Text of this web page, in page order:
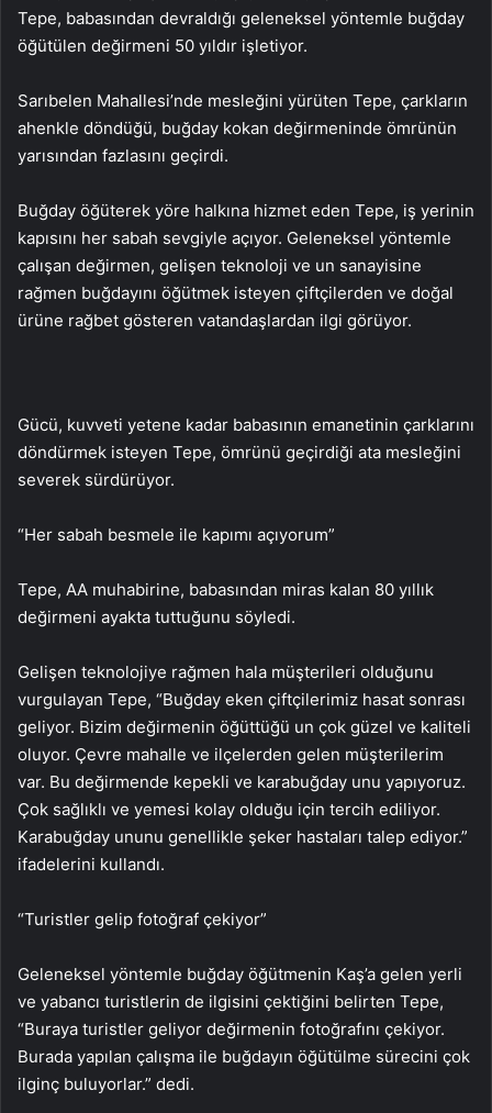
Tepe, babasından devraldığı geleneksel yöntemle buğday
öğütülen değirmeni 50 yıldır işletiyor.
Sarıbelen Mahallesi’nde mesleğini yürüten Tepe, çarkların
ahenkle döndüğü, buğday kokan değirmeninde ömrünün
yarısından fazlasını geçirdi.
Buğday öğüterek yöre halkına hizmet eden Tepe, iş yerinin
kapısını her sabah sevgiyle açıyor. Geleneksel yöntemle
çalışan değirmen, gelişen teknoloji ve un sanayisine
rağmen buğdayını öğütmek isteyen çiftçilerden ve doğal
ürüne rağbet gösteren vatandaşlardan ilgi görüyor.
Gücü, kuvveti yetene kadar babasının emanetinin çarklarını
döndürmek isteyen Tepe, ömrünü geçirdiği ata mesleğini
severek sürdürüyor.
“Her sabah besmele ile kapımı açıyorum”
Tepe, AA muhabirine, babasından miras kalan 80 yıllık
değirmeni ayakta tuttuğunu söyledi.
Gelişen teknolojiye rağmen hala müşterileri olduğunu
vurgulayan Tepe, “Buğday eken çiftçilerimiz hasat sonrası
geliyor. Bizim değirmenin öğüttüğü un çok güzel ve kaliteli
oluyor. Çevre mahalle ve ilçelerden gelen müşterilerim
var. Bu değirmende kepekli ve karabuğday unu yapıyoruz.
Çok sağlıklı ve yemesi kolay olduğu için tercih ediliyor.
Karabuğday ununu genellikle şeker hastaları talep ediyor.”
ifadelerini kullandı.
“Turistler gelip fotoğraf çekiyor”
Geleneksel yöntemle buğday öğütmenin Kaş’a gelen yerli
ve yabancı turistlerin de ilgisini çektiğini belirten Tepe,
“Buraya turistler geliyor değirmenin fotoğrafını çekiyor.
Burada yapılan çalışma ile buğdayın öğütülme sürecini çok
ilginç buluyorlar.” dedi.